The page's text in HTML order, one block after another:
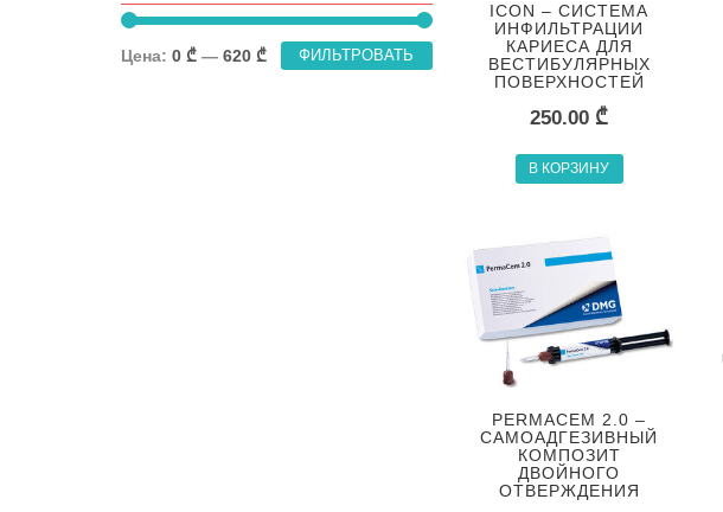
ФИЛЬТРОВАТЬ
Цена: 0 ₾ — 620 ₾
ICON – СИСТЕМА
ИНФИЛЬТРАЦИИ
КАРИЕСА ДЛЯ
ВЕСТИБУЛЯРНЫХ
ПОВЕРХНОСТЕЙ
250.00 ₾
В КОРЗИНУ
PERMACEM 2.0 –
САМОАДГЕЗИВНЫЙ
КОМПОЗИТ
ДВОЙНОГО
ОТВЕРЖДЕНИЯ